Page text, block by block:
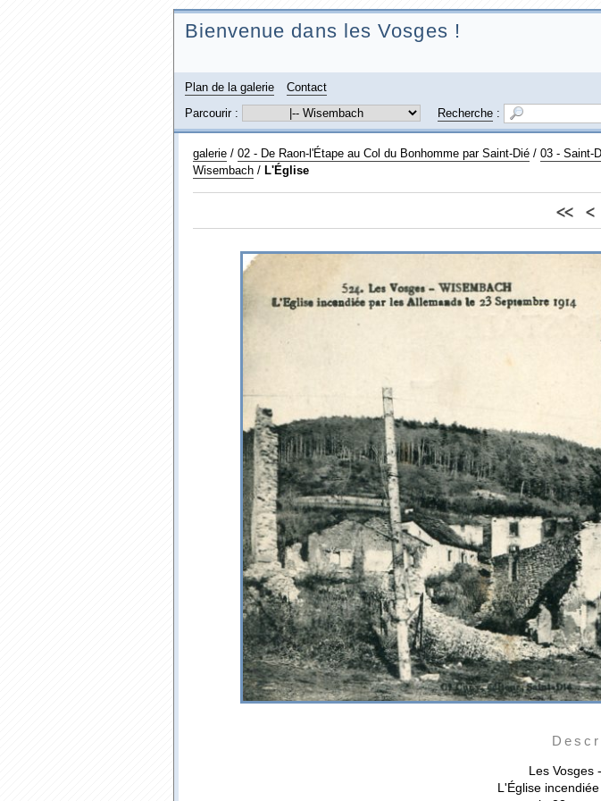
Bienvenue dans les Vosges !
Plan de la galerie
Contact
Parcourir :
Recherche:
galerie/ 02 - De Raon-l'Étape au Col du Bonhomme par Saint-Dié/ 03 - Saint-
Wisembach/ L'Église
<< <
Les Vosges
L'Église